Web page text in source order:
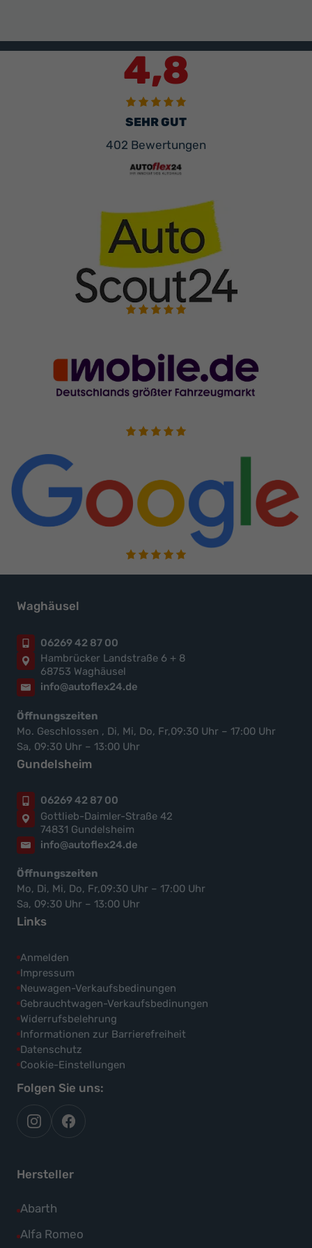
4,8
SEHR GUT
402 Bewertungen
Waghäusel
06269 42 87 00
Hambrücker Landstraße 6 + 8
68753 Waghäusel
info@autoflex24.de
Öffnungszeiten
Mo. Geschlossen , Di, Mi, Do, Fr,09:30 Uhr – 17:00 Uhr
Sa, 09:30 Uhr – 13:00 Uhr
Gundelsheim
06269 42 87 00
Gottlieb-Daimler-Straße 42
74831 Gundelsheim
info@autoflex24.de
Öffnungszeiten
Mo, Di, Mi, Do, Fr,09:30 Uhr – 17:00 Uhr
Sa, 09:30 Uhr – 13:00 Uhr
Links
Anmelden
Impressum
Neuwagen-Verkaufsbedinungen
Gebrauchtwagen-Verkaufsbedinungen
Widerrufsbelehrung
Informationen zur Barrierefreiheit
Datenschutz
Cookie-Einstellungen
Folgen Sie uns:
autoflex
auf
autoflex24
auf
Hersteller
Abarth
Alle
Fahrzeuge
Alfa Romeo
Alle